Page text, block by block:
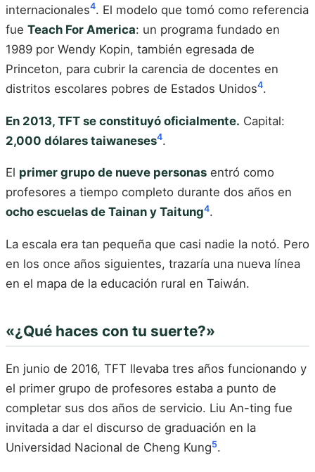
internacionales4. El modelo que tomó como referencia
fue Teach For America: un programa fundado en
1989 por Wendy Kopin, también egresada de
Princeton, para cubrir la carencia de docentes en
distritos escolares pobres de Estados Unidos4.
En 2013, TFT se constituyó oficialmente. Capital:
2,000 dólares taiwaneses4.
El primer grupo de nueve personas entró como
profesores a tiempo completo durante dos años en
ocho escuelas de Tainan y Taitung4.
La escala era tan pequeña que casi nadie la notó. Pero
en los once años siguientes, trazaría una nueva línea
en el mapa de la educación rural en Taiwán.
«¿Qué haces con tu suerte?»
En junio de 2016, TFT llevaba tres años funcionando y
el primer grupo de profesores estaba a punto de
completar sus dos años de servicio. Liu An-ting fue
invitada a dar el discurso de graduación en la
Universidad Nacional de Cheng Kung5.